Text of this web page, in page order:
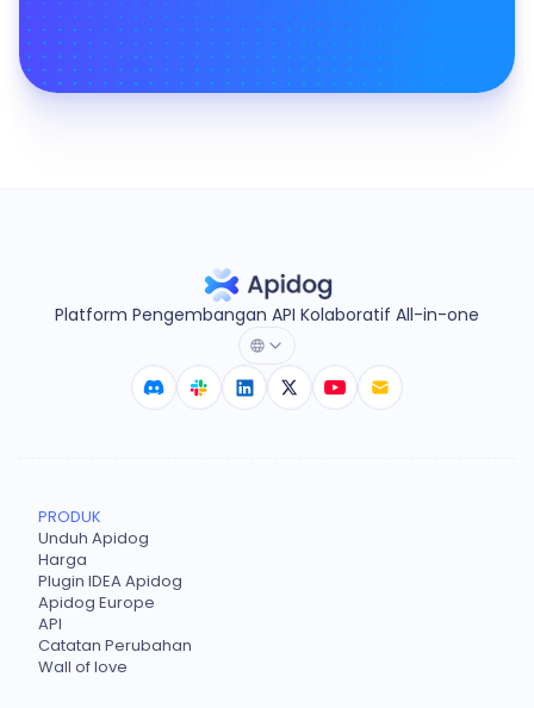
Platform Pengembangan API Kolaboratif All-in-one
PRODUK
Unduh Apidog
Harga
Plugin IDEA Apidog
Apidog Europe
API
Catatan Perubahan
Wall of love